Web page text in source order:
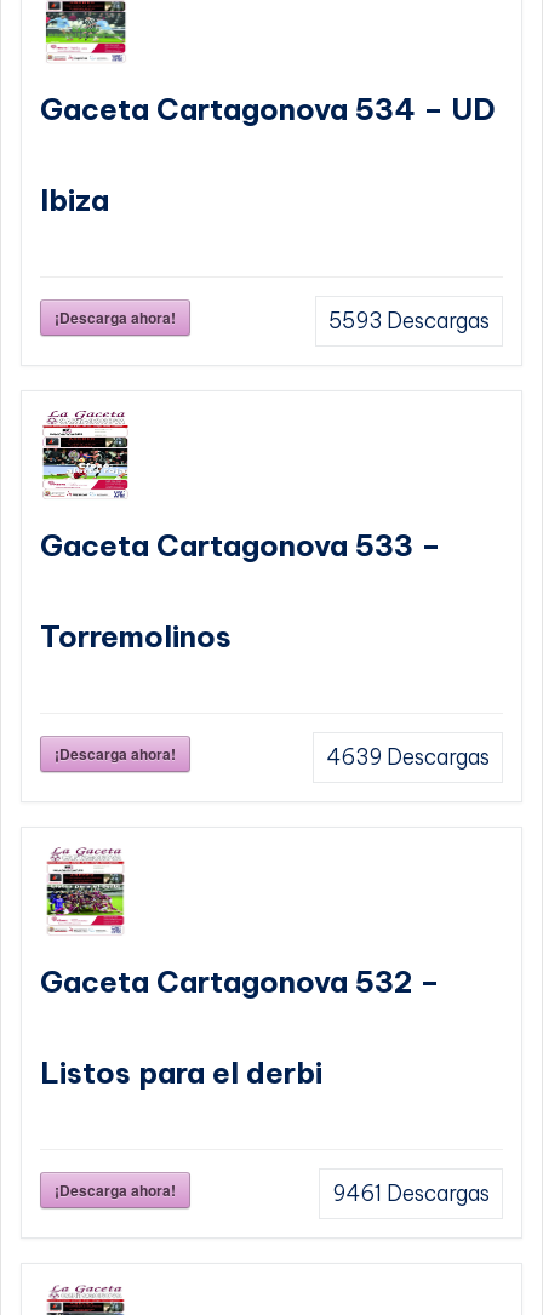
Gaceta Cartagonova 534 – UD
Ibiza
¡Descarga ahora! 5593 Descargas
Gaceta Cartagonova 533 –
Torremolinos
¡Descarga ahora! 4639 Descargas
Gaceta Cartagonova 532 –
Listos para el derbi
¡Descarga ahora! 9461 Descargas